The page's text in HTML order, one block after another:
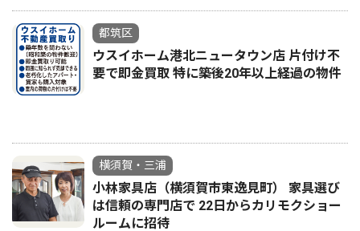
都筑区
ウスイホーム港北ニュータウン店 片付け不
要で即金買取 特に築後20年以上経過の物件
横須賀・三浦
小林家具店（横須賀市東逸見町） 家具選び
は信頼の専門店で 22日からカリモクショー
ルームに招待